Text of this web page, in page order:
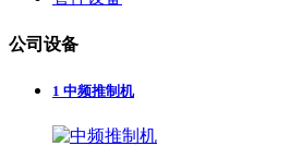
公司设备
1 中频推制机